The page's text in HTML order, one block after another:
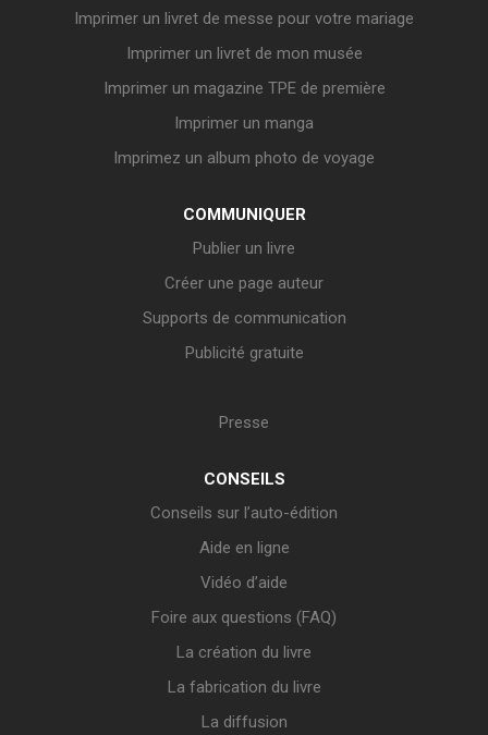
Imprimer un livret de messe pour votre mariage
Imprimer un livret de mon musée
Imprimer un magazine TPE de première
Imprimer un manga
Imprimez un album photo de voyage
COMMUNIQUER
Publier un livre
Créer une page auteur
Supports de communication
Publicité gratuite
Presse
CONSEILS
Conseils sur l’auto-édition
Aide en ligne
Vidéo d’aide
Foire aux questions (FAQ)
La création du livre
La fabrication du livre
La diffusion